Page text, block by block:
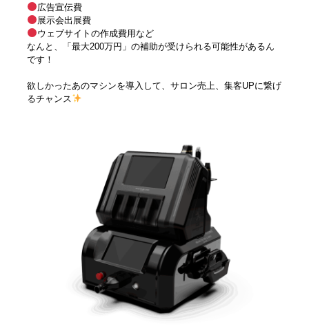
広告宣伝費
展示会出展費
ウェブサイトの作成費用など
なんと、「最大200万円」の補助が受けられる可能性があるん
です！
欲しかったあのマシンを導入して、サロン売上、集客UPに繋げ
るチャンス